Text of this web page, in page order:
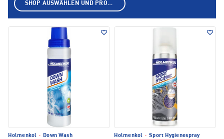
Holmenkol · Down Wash
Holmenkol · Sport Hygienespray
SHOP AUSWÄHLEN UND PRODUKTE ANZEIGEN